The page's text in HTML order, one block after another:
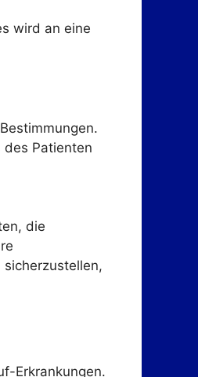
wird an eine
Patienten
die
Erkrankungen.